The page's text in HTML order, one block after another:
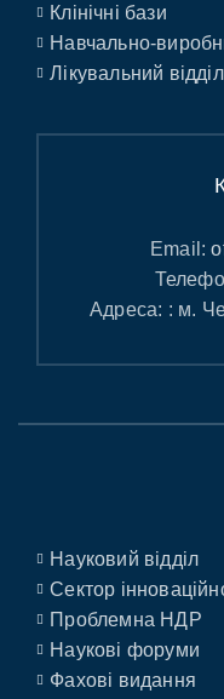
Клінічні бази
Навчально-
Лікувальний відділ
Email:
Адреса: : м.
Науковий відділ
Сектор
Проблемна НДР
Наукові форуми
Фахові видання